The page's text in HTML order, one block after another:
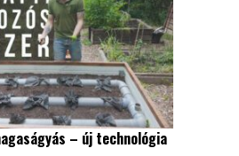
– új technológia